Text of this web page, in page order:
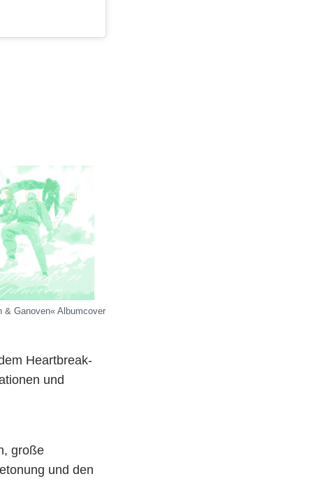
& Ganoven« Albumcover
Heartbreak-
und
große
und den